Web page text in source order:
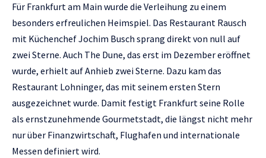
Für Frankfurt am Main wurde die Verleihung zu einem
besonders erfreulichen Heimspiel. Das Restaurant Rausch
mit Küchenchef Jochim Busch sprang direkt von null auf
zwei Sterne. Auch The Dune, das erst im Dezember eröffnet
wurde, erhielt auf Anhieb zwei Sterne. Dazu kam das
Restaurant Lohninger, das mit seinem ersten Stern
ausgezeichnet wurde. Damit festigt Frankfurt seine Rolle
als ernstzunehmende Gourmetstadt, die längst nicht mehr
nur über Finanzwirtschaft, Flughafen und internationale
Messen definiert wird.